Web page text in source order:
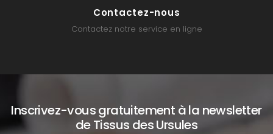
Contactez-nous
Contactez notre service en ligne
Inscrivez-vous gratuitement à la newsletter
de Tissus des Ursules